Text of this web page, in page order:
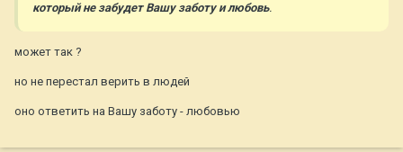
который не забудет Вашу заботу и любовь.
может так ?
но не перестал верить в людей
оно ответить на Вашу заботу - любовью